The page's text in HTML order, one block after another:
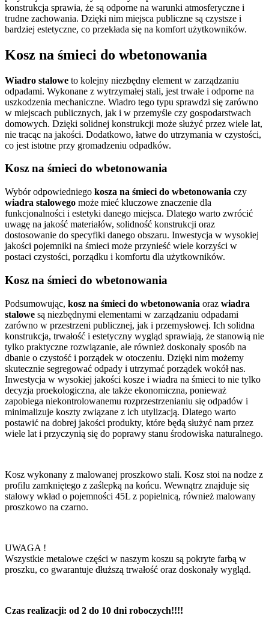
konstrukcja sprawia, że są odporne na warunki atmosferyczne i
trudne zachowania. Dzięki nim miejsca publiczne są czystsze i
bardziej estetyczne, co przekłada się na komfort użytkowników.
Kosz na śmieci do wbetonowania
Wiadro stalowe to kolejny niezbędny element w zarządzaniu
odpadami. Wykonane z wytrzymałej stali, jest trwałe i odporne na
uszkodzenia mechaniczne. Wiadro tego typu sprawdzi się zarówno
w miejscach publicznych, jak i w przemyśle czy gospodarstwach
domowych. Dzięki solidnej konstrukcji może służyć przez wiele lat,
nie tracąc na jakości. Dodatkowo, łatwe do utrzymania w czystości,
co jest istotne przy gromadzeniu odpadków.
Kosz na śmieci do wbetonowania
Wybór odpowiedniego kosza na śmieci do wbetonowania czy
wiadra stalowego może mieć kluczowe znaczenie dla
funkcjonalności i estetyki danego miejsca. Dlatego warto zwrócić
uwagę na jakość materiałów, solidność konstrukcji oraz
dostosowanie do specyfiki danego obszaru. Inwestycja w wysokiej
jakości pojemniki na śmieci może przynieść wiele korzyści w
postaci czystości, porządku i komfortu dla użytkowników.
Kosz na śmieci do wbetonowania
Podsumowując, kosz na śmieci do wbetonowania oraz wiadra
stalowe są niezbędnymi elementami w zarządzaniu odpadami
zarówno w przestrzeni publicznej, jak i przemysłowej. Ich solidna
konstrukcja, trwałość i estetyczny wygląd sprawiają, że stanowią nie
tylko praktyczne rozwiązanie, ale również doskonały sposób na
dbanie o czystość i porządek w otoczeniu. Dzięki nim możemy
skutecznie segregować odpady i utrzymać porządek wokół nas.
Inwestycja w wysokiej jakości kosze i wiadra na śmieci to nie tylko
decyzja proekologiczna, ale także ekonomiczna, ponieważ
zapobiega niekontrolowanemu rozprzestrzenianiu się odpadów i
minimalizuje koszty związane z ich utylizacją. Dlatego warto
postawić na dobrej jakości produkty, które będą służyć nam przez
wiele lat i przyczynią się do poprawy stanu środowiska naturalnego.
Kosz wykonany z malowanej proszkowo stali. Kosz stoi na nodze z
profilu zamkniętego z zaślepką na końcu. Wewnątrz znajduje się
stalowy wkład o pojemności 45L z popielnicą, również malowany
proszkowo na czarno.
UWAGA !
Wszystkie metalowe części w naszym koszu są pokryte farbą w
proszku, co gwarantuje dłuższą trwałość oraz doskonały wygląd.
Czas realizacji: od 2 do 10 dni roboczych!!!!